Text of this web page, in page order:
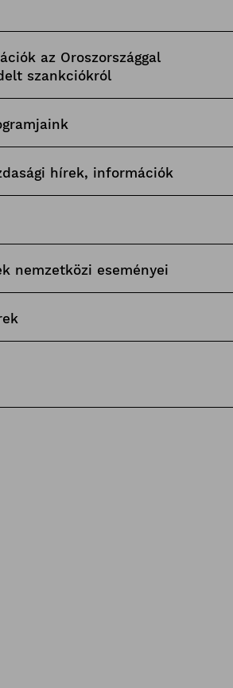
az Oroszországgal
szankciókról
hírek, információk
nemzetközi eseményei